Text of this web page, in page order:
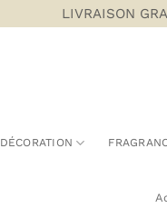
LIVRAISON
DÉCORATION